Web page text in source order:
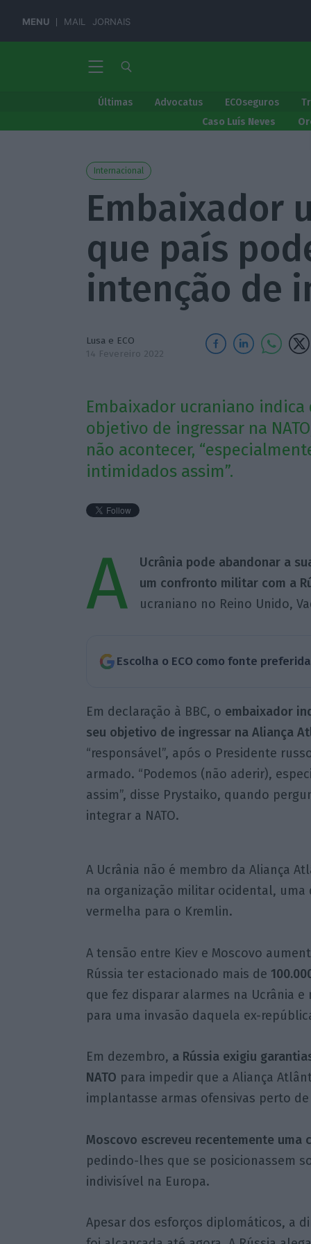
MENU MAIL JORNAIS
Últimas Advocatus ECOseguros
Caso Luís Neves
Internacional
Embaixador
que país
intenção de
Lusa e ECO
14 Fevereiro 2022
Embaixador ucraniano indica
objetivo de ingressar na
não acontecer,
intimidados assim”.
A
Ucrânia pode abandonar a
um confronto militar com a
ucraniano no Reino Unido,
Escolha o ECO como fonte
Em declaração à BBC, o embaixador
seu objetivo de ingressar na Aliança
“responsável”, após o Presidente
armado. “Podemos (não aderir),
assim”, disse Prystaiko, quando
integrar a NATO.
A Ucrânia não é membro da Aliança
na organização militar ocidental,
vermelha para o Kremlin.
A tensão entre Kiev e Moscovo
Rússia ter estacionado mais de
que fez disparar alarmes na Ucrânia
para uma invasão daquela ex-
Em dezembro, a Rússia exigiu
NATO para impedir que a Aliança
implantasse armas ofensivas perto
Moscovo escreveu recentemente uma
pedindo-lhes que se posicionassem
indivisível na Europa.
Apesar dos esforços diplomáticos, a